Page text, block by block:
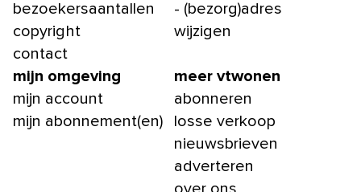
bezoekersaantallen
copyright
contact
- (bezorg)adres
wijzigen
mijn omgeving
mijn account
mijn abonnement(en)
meer vtwonen
abonneren
losse verkoop
nieuwsbrieven
adverteren
over ons